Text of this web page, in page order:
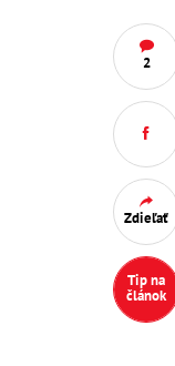
2
Zdieľať
Tip na
článok